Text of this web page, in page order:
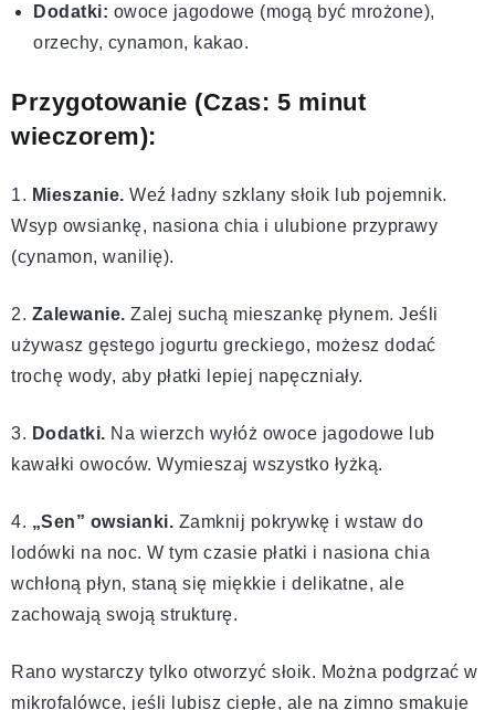
Dodatki: owoce jagodowe (mogą być mrożone),
orzechy, cynamon, kakao.
Przygotowanie (Czas: 5 minut
wieczorem):
1. Mieszanie. Weź ładny szklany słoik lub pojemnik.
Wsyp owsiankę, nasiona chia i ulubione przyprawy
(cynamon, wanilię).
2. Zalewanie. Zalej suchą mieszankę płynem. Jeśli
używasz gęstego jogurtu greckiego, możesz dodać
trochę wody, aby płatki lepiej napęczniały.
3. Dodatki. Na wierzch wyłóż owoce jagodowe lub
kawałki owoców. Wymieszaj wszystko łyżką.
4. „Sen” owsianki. Zamknij pokrywkę i wstaw do
lodówki na noc. W tym czasie płatki i nasiona chia
wchłoną płyn, staną się miękkie i delikatne, ale
zachowają swoją strukturę.
Rano wystarczy tylko otworzyć słoik. Można podgrzać w
mikrofalówce, jeśli lubisz ciepłe, ale na zimno smakuje